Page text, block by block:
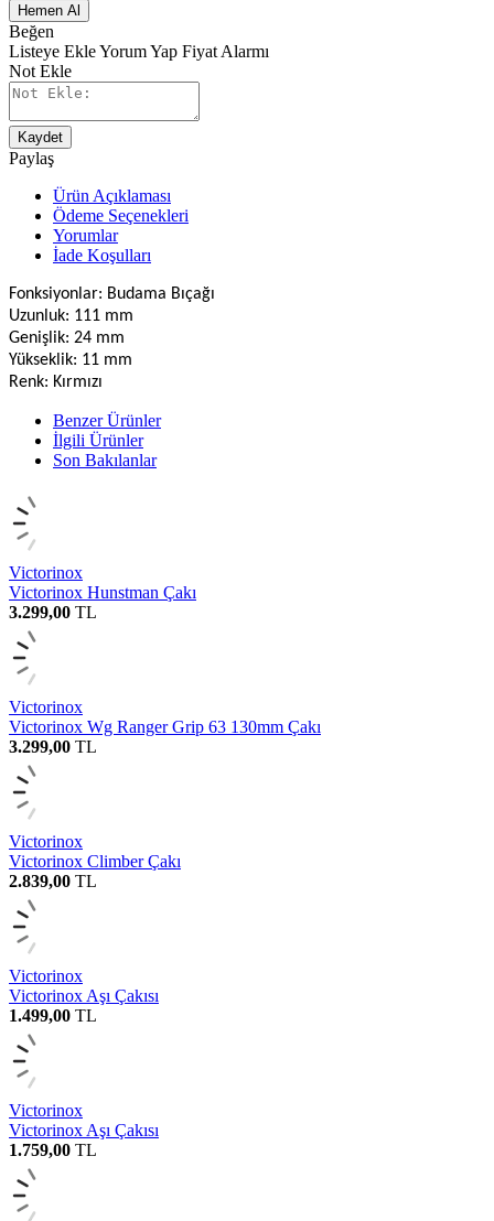
Hemen Al
Beğen
Listeye EkleYorum Yap Fiyat Alarmı
Not Ekle
Kaydet
Paylaş
Ürün Açıklaması
Ödeme Seçenekleri
Yorumlar
İade Koşulları
Fonksiyonlar: Budama Bıçağı
Uzunluk: 111 mm
Genişlik: 24 mm
Yükseklik: 11 mm
Renk: Kırmızı
Benzer Ürünler
İlgili Ürünler
Son Bakılanlar
Victorinox
Victorinox Hunstman Çakı
3.299,00 TL
Victorinox
Victorinox Wg Ranger Grip 63 130mm Çakı
3.299,00 TL
Victorinox
Victorinox Climber Çakı
2.839,00 TL
Victorinox
Victorinox Aşı Çakısı
1.499,00 TL
Victorinox
Victorinox Aşı Çakısı
1.759,00 TL